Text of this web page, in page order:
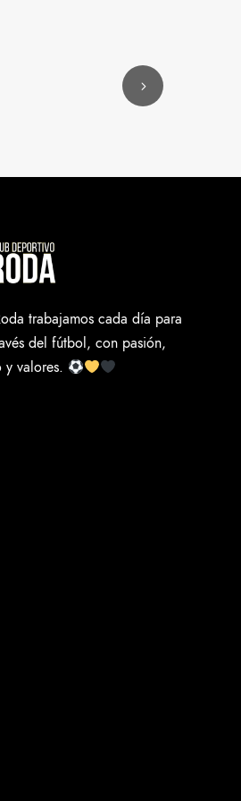
trabajamos cada día para
del fútbol, con pasión,
y valores.